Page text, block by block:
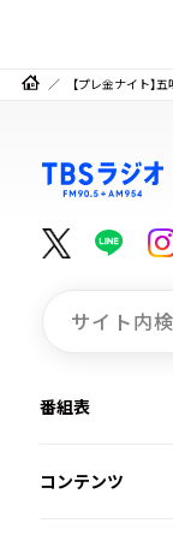
【プレ金ナイト】
番組表
コンテンツ